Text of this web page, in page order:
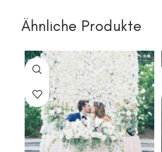
Ähnliche Produkte